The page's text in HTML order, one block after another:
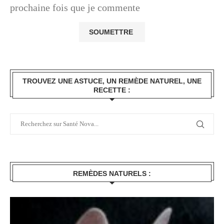
prochaine fois que je commente
TROUVEZ UNE ASTUCE, UN REMÈDE NATUREL, UNE
RECETTE :
REMÈDES NATURELS :